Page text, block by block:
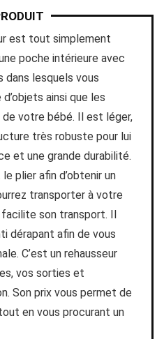
est tout simplement
poche intérieure avec
dans lesquels vous
ainsi que les
votre bébé. Il est léger,
très robuste pour lui
et une grande durabilité.
plier afin d’obtenir un
transporter à votre
son transport. Il
dérapant afin de vous
C’est un rehausseur
vos sorties et
Son prix vous permet de
en vous procurant un